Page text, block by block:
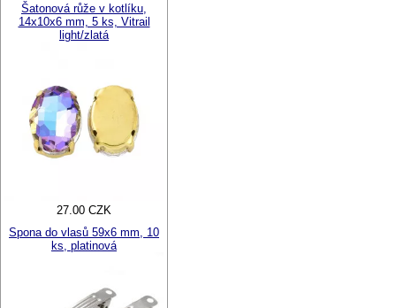
Šatonová růže v kotlíku,
14x10x6 mm, 5 ks, Vitrail
light/zlatá
27.00 CZK
Spona do vlasů 59x6 mm, 10
ks, platinová